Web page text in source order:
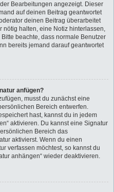
Bearbeitungen angezeigt. Dieser
auf deinen Beitrag geantwortet
deinen Beitrag überarbeitet
nötig halten, eine Notiz hinterlassen,
beachte, dass normale Benutzer
bereits jemand darauf geantwortet
anfügen?
musst du zunächst eine
Bereich entwerfen.
hast, kannst du in jedem
aktivieren. Du kannst eine Signatur
Bereich das
aktivierst. Wenn du einen
verfassen möchtest, so kannst du
anhängen“ wieder deaktivieren.